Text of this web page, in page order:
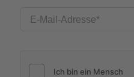
E-Mail-Adresse